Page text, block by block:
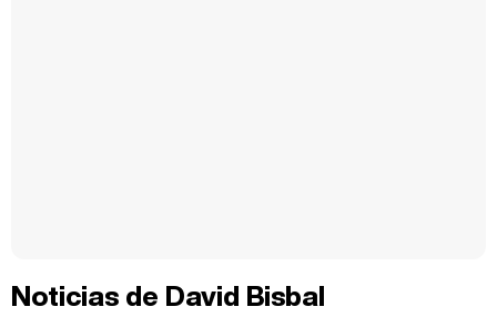
Noticias de David Bisbal